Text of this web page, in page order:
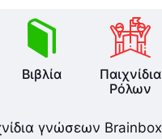
Βιβλία
Παιχνίδια
Ρόλων
γνώσεων Brainbox